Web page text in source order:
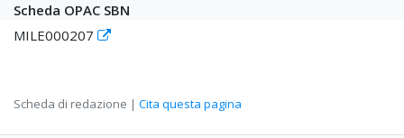
Scheda OPAC SBN
MILE000207
Scheda di redazione | Cita questa pagina